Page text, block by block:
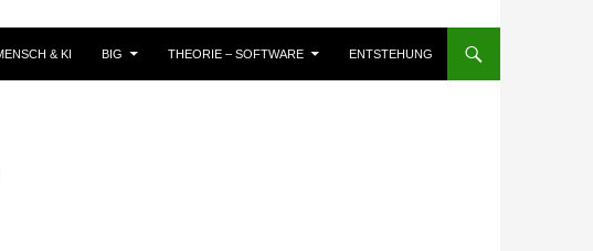
& KI BIG THEORIE – SOFTWARE ENTSTEHUNG